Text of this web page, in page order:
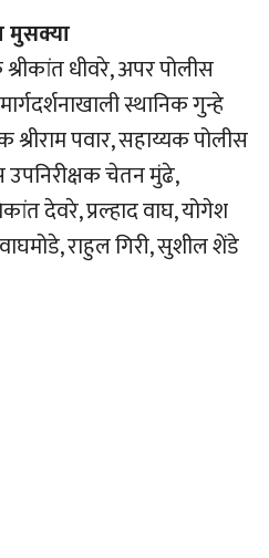
मुसक्या
धीवरे, अपर पोलीस
स्थानिक गुन्हे
श्रीराम पवार, सहाय्यक पोलीस
उपनिरीक्षक चेतन मुंढे,
देवरे, प्रल्हाद वाघ, योगेश
राहुल गिरी, सुशील शेंडे